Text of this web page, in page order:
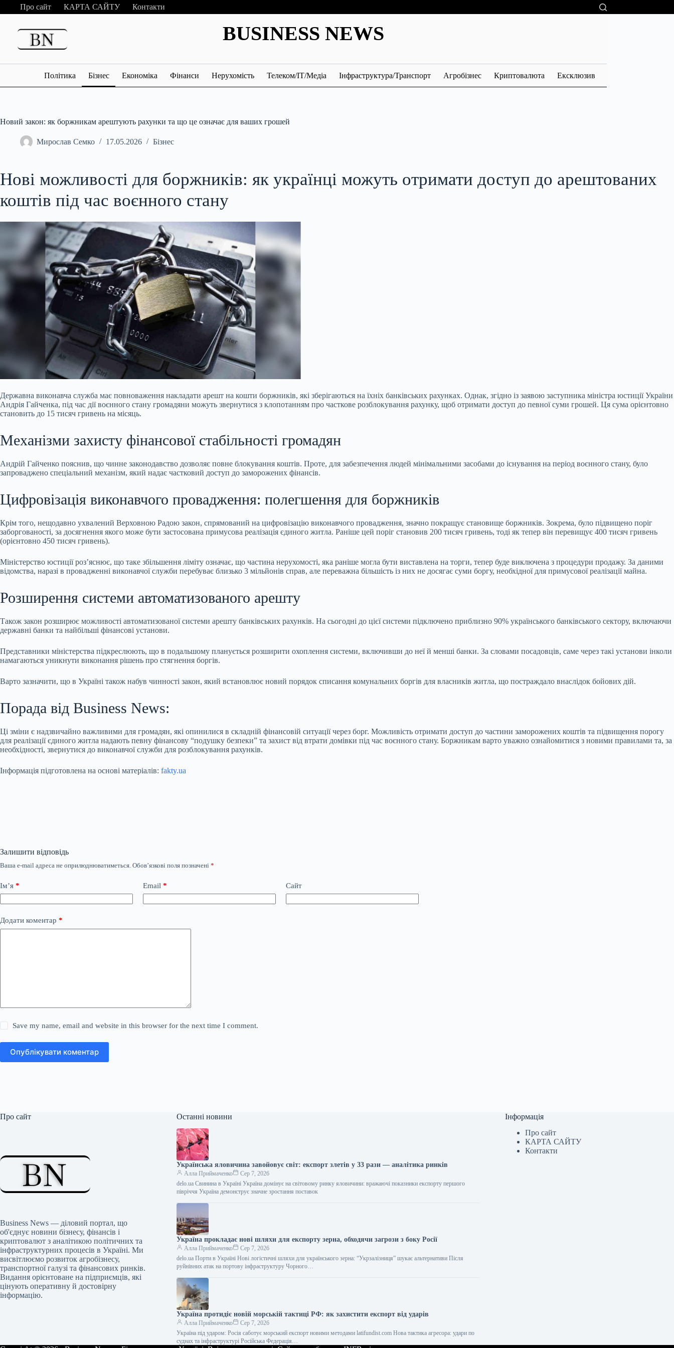
Перейти
до
Про сайт КАРТА САЙТУ Контакти
BUSINESS NEWS
Політика Бізнес Економіка Фінанси Нерухомість Телеком/ІТ/Медіа Інфраструктура/Транспорт Агробізнес Криптовалюта Ексклюзив
Новий закон: як боржникам арештують рахунки та що це означає для ваших грошей
Мирослав Семко 17.05.2026 Бізнес
Нові можливості для боржників: як українці можуть отримати доступ до арештованих
коштів під час воєнного стану
Державна виконавча служба має повноваження накладати арешт на кошти боржників, які зберігаються на їхніх банківських рахунках. Однак, згідно із заявою заступника міністра юстиції України
Андрія Гайченка, під час дії воєнного стану громадяни можуть звернутися з клопотанням про часткове розблокування рахунку, щоб отримати доступ до певної суми грошей. Ця сума орієнтовно
становить до 15 тисяч гривень на місяць.
Механізми захисту фінансової стабільності громадян
Андрій Гайченко пояснив, що чинне законодавство дозволяє повне блокування коштів. Проте, для забезпечення людей мінімальними засобами до існування на період воєнного стану, було
запроваджено спеціальний механізм, який надає частковий доступ до заморожених фінансів.
Цифровізація виконавчого провадження: полегшення для боржників
Крім того, нещодавно ухвалений Верховною Радою закон, спрямований на цифровізацію виконавчого провадження, значно покращує становище боржників. Зокрема, було підвищено поріг
заборгованості, за досягнення якого може бути застосована примусова реалізація єдиного житла. Раніше цей поріг становив 200 тисяч гривень, тоді як тепер він перевищує 400 тисяч гривень
(орієнтовно 450 тисяч гривень).
Міністерство юстиції роз’яснює, що таке збільшення ліміту означає, що частина нерухомості, яка раніше могла бути виставлена на торги, тепер буде виключена з процедури продажу. За даними
відомства, наразі в провадженні виконавчої служби перебуває близько 3 мільйонів справ, але переважна більшість із них не досягає суми боргу, необхідної для примусової реалізації майна.
Розширення системи автоматизованого арешту
Також закон розширює можливості автоматизованої системи арешту банківських рахунків. На сьогодні до цієї системи підключено приблизно 90% українського банківського сектору, включаючи
державні банки та найбільші фінансові установи.
Представники міністерства підкреслюють, що в подальшому планується розширити охоплення системи, включивши до неї й менші банки. За словами посадовців, саме через такі установи інколи
намагаються уникнути виконання рішень про стягнення боргів.
Варто зазначити, що в Україні також набув чинності закон, який встановлює новий порядок списання комунальних боргів для власників житла, що постраждало внаслідок бойових дій.
Порада від Business News:
Ці зміни є надзвичайно важливими для громадян, які опинилися в складній фінансовій ситуації через борг. Можливість отримати доступ до частини заморожених коштів та підвищення порогу
для реалізації єдиного житла надають певну фінансову “подушку безпеки” та захист від втрати домівки під час воєнного стану. Боржникам варто уважно ознайомитися з новими правилами та, за
необхідності, звернутися до виконавчої служби для розблокування рахунків.
Інформація підготовлена на основі матеріалів: fakty.ua
Залишити відповідь
Ваша e-mail адреса не оприлюднюватиметься. Обов’язкові поля позначені *
Ім’я * Email * Сайт
Додати коментар *
Save my name, email and website in this browser for the next time I comment.
Опублікувати коментар
Про сайт
Business News — діловий портал, що
об'єднує новини бізнесу, фінансів і
криптовалют з аналітикою політичних та
інфраструктурних процесів в Україні. Ми
висвітлюємо розвиток агробізнесу,
транспортної галузі та фінансових ринків.
Видання орієнтоване на підприємців, які
цінують оперативну й достовірну
інформацію.
Останні новини
Українська яловичина завойовує світ: експорт злетів у 33 рази — аналітика ринків
Алла Приймаченко
Сер 7, 2026
delo.ua Свинина в Україні Україна домінує на світовому ринку яловичини: вражаючі показники експорту першого
півріччя Україна демонструє значне зростання поставок
Україна прокладає нові шляхи для експорту зерна, обходячи загрози з боку Росії
Алла Приймаченко
Сер 7, 2026
delo.ua Порти в Україні Нові логістичні шляхи для українського зерна: “Укрзалізниця” шукає альтернативи Після
руйнівних атак на портову інфраструктуру Чорного…
Україна протидіє новій морській тактиці РФ: як захистити експорт від ударів
Алла Приймаченко
Сер 7, 2026
Україна під ударом: Росія саботує морський експорт новими методами latifundist.com Нова тактика агресора: удари по
суднах та інфраструктурі Російська Федерація…
Інформація
Про сайт
КАРТА САЙТУ
Контакти